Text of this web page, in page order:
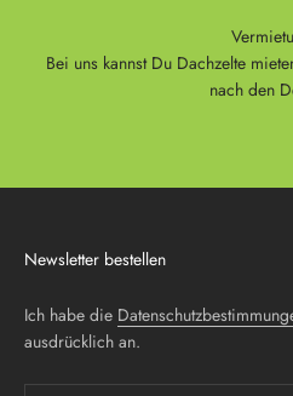
Bei uns kannst Du Dachzelte
nach den
Newsletter bestellen
Ich habe die
ausdrücklich an.